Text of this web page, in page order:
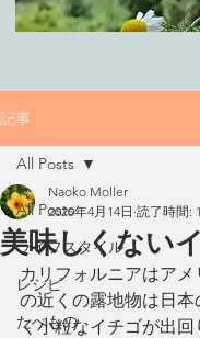
記事
All Posts
ライフスタイル
レシピ
たべもの
All Posts
美味しくない
Naoko Moller
2020年4月14日 読了時間:
カリフォルニアはア
の近くの露地物は日
く小粒なイチゴが出